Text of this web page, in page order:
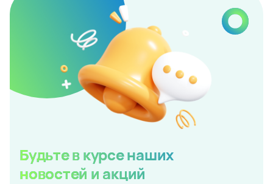
Будьте в курсе наших
новостей и акций